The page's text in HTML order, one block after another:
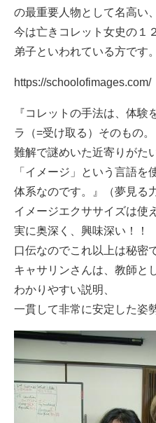
の最重要人物として名高い、
今は亡きコレット女史の１
弟子といわれている方です。
https://schoolofimages.com/
『コレットの手法は、体
ラ（=受け取る）そのもの。
難解で謎めいた近寄りがた
「イメージ」という言語
体系なのです。』（夢見る
イメージエクササイズは使
実に奥深く、興味深い！！
口伝なのでこれ以上は秘密
キャサリンさんは、教師と
わかりやすい説明、
一貫して非常に安定した姿